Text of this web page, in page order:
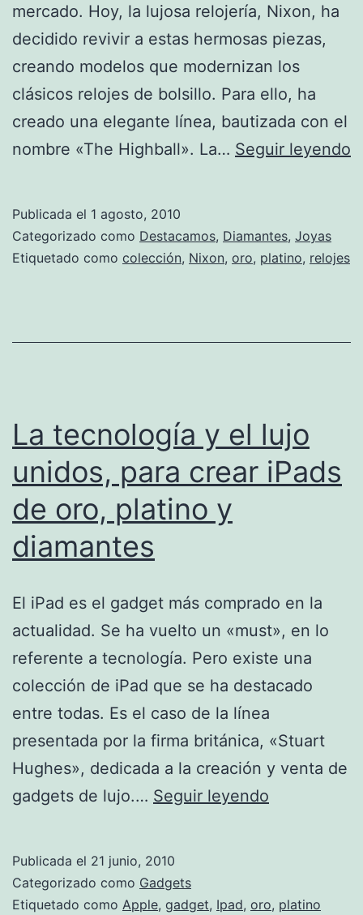
mercado. Hoy, la lujosa relojería, Nixon, ha
decidido revivir a estas hermosas piezas,
creando modelos que modernizan los
clásicos relojes de bolsillo. Para ello, ha
creado una elegante línea, bautizada con el
nombre «The Highball». La… Seguir leyendo
Publicada el 1 agosto, 2010
Categorizado como Destacamos, Diamantes, Joyas
Etiquetado como colección, Nixon, oro, platino, relojes
La tecnología y el lujo
unidos, para crear iPads
de oro, platino y
diamantes
El iPad es el gadget más comprado en la
actualidad. Se ha vuelto un «must», en lo
referente a tecnología. Pero existe una
colección de iPad que se ha destacado
entre todas. Es el caso de la línea
presentada por la firma británica, «Stuart
Hughes», dedicada a la creación y venta de
gadgets de lujo.… Seguir leyendo
lujo
Publicada el 21 junio, 2010
Categorizado como Gadgets
Etiquetado como Apple, gadget, Ipad, oro, platino